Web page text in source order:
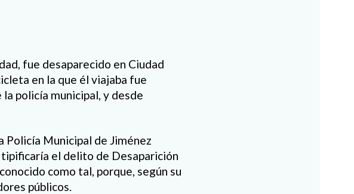
fue desaparecido en Ciudad
en la que él viajaba fue
policía municipal, y desde
Policía Municipal de Jiménez
el delito de Desaparición
como tal, porque, según su
públicos.